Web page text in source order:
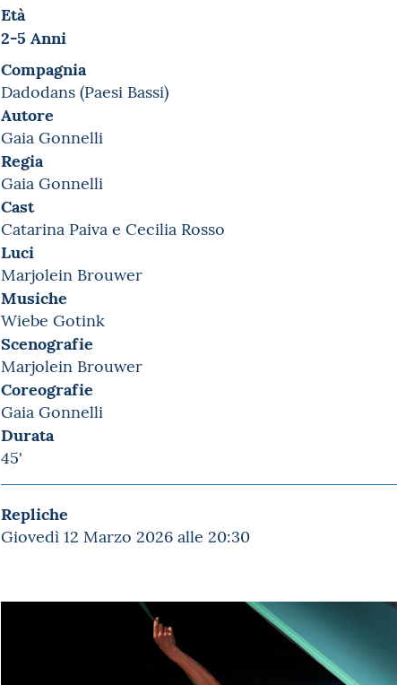
Età
2-5 Anni
Compagnia
Dadodans (Paesi Bassi)
Autore
Gaia Gonnelli
Regia
Gaia Gonnelli
Cast
Catarina Paiva e Cecilia Rosso
Luci
Marjolein Brouwer
Musiche
Wiebe Gotink
Scenografie
Marjolein Brouwer
Coreografie
Gaia Gonnelli
Durata
45'
Repliche
Giovedì 12 Marzo 2026 alle 20:30